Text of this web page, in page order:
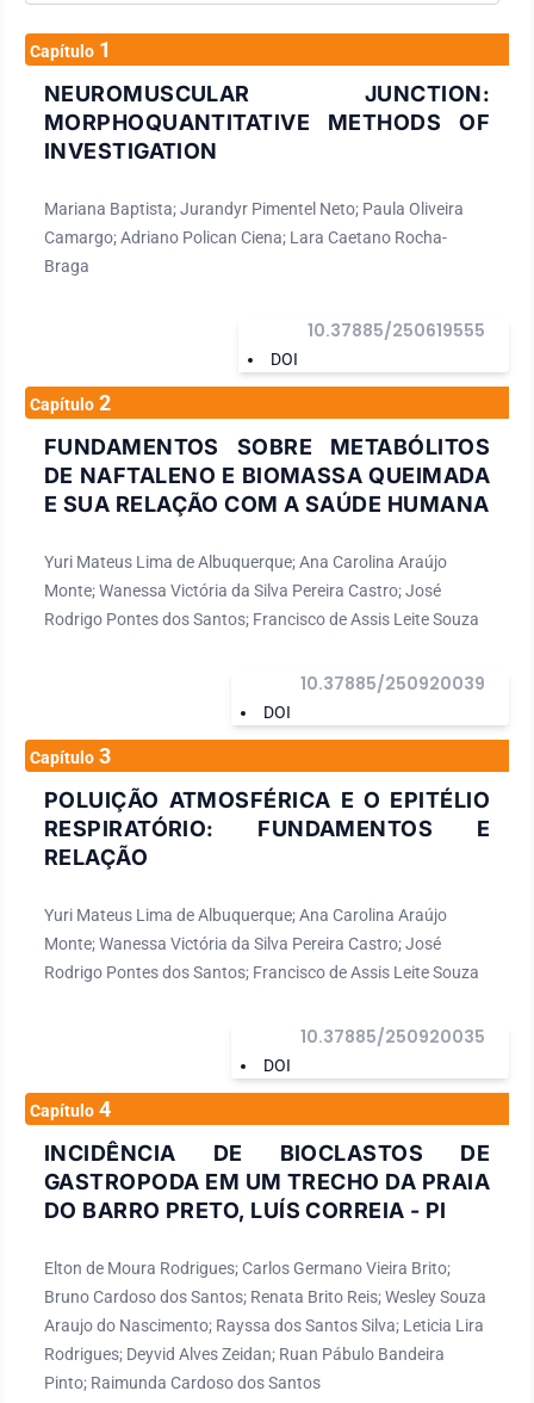
Capítulo 1
NEUROMUSCULAR JUNCTION:
MORPHOQUANTITATIVE METHODS OF
INVESTIGATION
Mariana Baptista; Jurandyr Pimentel Neto; Paula Oliveira
Camargo; Adriano Polican Ciena; Lara Caetano Rocha-
Braga
DOI
10.37885/250619555
Capítulo 2
FUNDAMENTOS SOBRE METABÓLITOS
DE NAFTALENO E BIOMASSA QUEIMADA
E SUA RELAÇÃO COM A SAÚDE HUMANA
Yuri Mateus Lima de Albuquerque; Ana Carolina Araújo
Monte; Wanessa Victória da Silva Pereira Castro; José
Rodrigo Pontes dos Santos; Francisco de Assis Leite Souza
DOI
10.37885/250920039
Capítulo 3
POLUIÇÃO ATMOSFÉRICA E O EPITÉLIO
RESPIRATÓRIO: FUNDAMENTOS E
RELAÇÃO
Yuri Mateus Lima de Albuquerque; Ana Carolina Araújo
Monte; Wanessa Victória da Silva Pereira Castro; José
Rodrigo Pontes dos Santos; Francisco de Assis Leite Souza
DOI
10.37885/250920035
Capítulo 4
INCIDÊNCIA DE BIOCLASTOS DE
GASTROPODA EM UM TRECHO DA PRAIA
DO BARRO PRETO, LUÍS CORREIA - PI
Elton de Moura Rodrigues; Carlos Germano Vieira Brito;
Bruno Cardoso dos Santos; Renata Brito Reis; Wesley Souza
Araujo do Nascimento; Rayssa dos Santos Silva; Leticia Lira
Rodrigues; Deyvid Alves Zeidan; Ruan Pábulo Bandeira
Pinto; Raimunda Cardoso dos Santos